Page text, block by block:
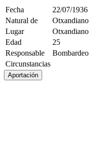
Fecha
22/07/1936
Natural de
Otxandiano
Lugar
Otxandiano
Edad
25
Responsable
Bombardeo
Circunstancias